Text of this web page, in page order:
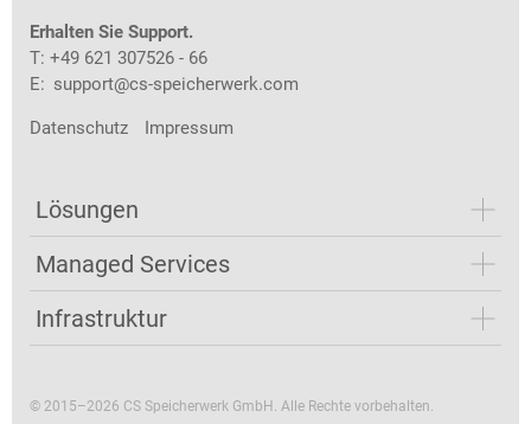
Erhalten Sie Support.
T: +49 621 307526 - 66
E: support@cs-speicherwerk.com
Datenschutz Impressum
Lösungen
Managed Services
Infrastruktur
© 2015–2026 CS Speicherwerk GmbH. Alle Rechte vorbehalten.